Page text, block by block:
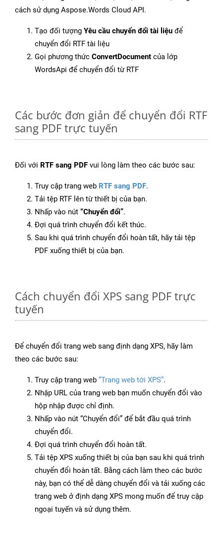
cách sử dụng Aspose.Words Cloud API.
Tạo đối tượng Yêu cầu chuyển đổi tài liệu để
chuyển đổi RTF tài liệu
Gọi phương thức ConvertDocument của lớp
WordsApi để chuyển đổi từ RTF
Các bước đơn giản để chuyển đổi RTF
sang PDF trực tuyến
Đối với RTF sang PDF vui lòng làm theo các bước sau:
Truy cập trang web RTF sang PDF.
Tải tệp RTF lên từ thiết bị của bạn.
Nhấp vào nút “Chuyển đổi”.
Đợi quá trình chuyển đổi kết thúc.
Sau khi quá trình chuyển đổi hoàn tất, hãy tải tệp
PDF xuống thiết bị của bạn.
Cách chuyển đổi XPS sang PDF trực
tuyến
Để chuyển đổi trang web sang định dạng XPS, hãy làm
theo các bước sau:
Truy cập trang web “Trang web tới XPS”.
Nhập URL của trang web bạn muốn chuyển đổi vào
hộp nhập được chỉ định.
Nhấp vào nút “Chuyển đổi” để bắt đầu quá trình
chuyển đổi.
Đợi quá trình chuyển đổi hoàn tất.
Tải tệp XPS xuống thiết bị của bạn sau khi quá trình
chuyển đổi hoàn tất. Bằng cách làm theo các bước
này, bạn có thể dễ dàng chuyển đổi và tải xuống các
trang web ở định dạng XPS mong muốn để truy cập
ngoại tuyến và sử dụng thêm.